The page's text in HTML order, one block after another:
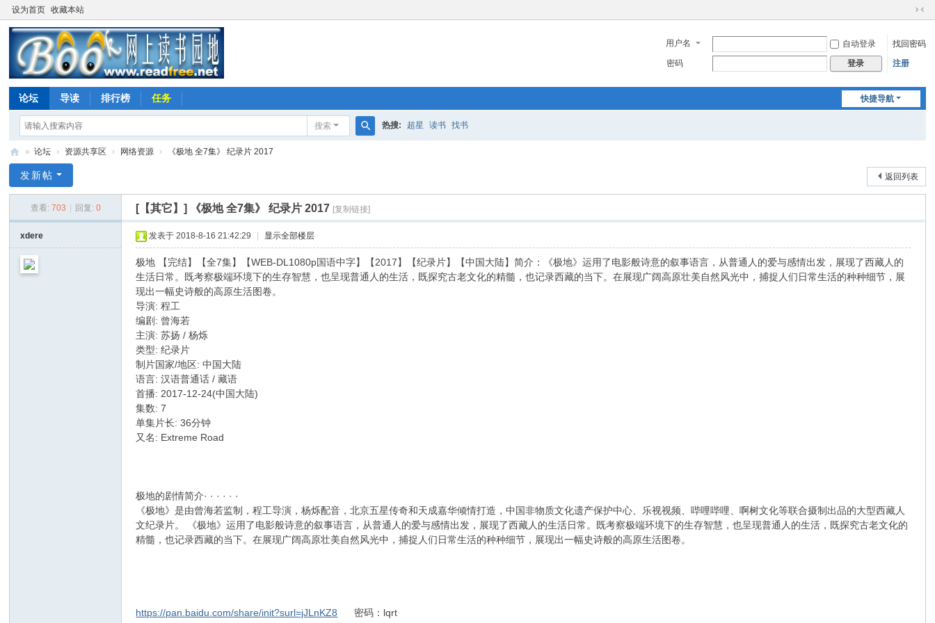
设为首页 收藏本站
切
到
用户名 自动登录
找回密码
密码
登录 注册
快捷导航
论坛 导读 排行榜 任务
搜索 热搜: 超星 读书 找书
上
书
地
» 论坛 › 资源共享区 › 网络资源 › 《极地 全7集》 纪录片 2017
返回列表
发新帖
查看: 703 回复: 0 [【其它】] 《极地 全7集》 纪录片 2017 [复制链接]
xdere 发表于 2018-8-16 21:42:29 显示全部楼层
极地 【完结】【全7集】【WEB-DL1080p国语中字】【2017】【纪录片】【中国大陆】简介：《极地》运用了电影般诗意的叙事语言，从普通人的爱与感情出发，展现了西藏人的
生活日常。既考察极端环境下的生存智慧，也呈现普通人的生活，既探究古老文化的精髓，也记录西藏的当下。在展现广阔高原壮美自然风光中，捕捉人们日常生活的种种细节，展
现出一幅史诗般的高原生活图卷。
导演: 程工
编剧: 曾海若
主演: 苏扬 / 杨烁
类型: 纪录片
制片国家/地区: 中国大陆
语言: 汉语普通话 / 藏语
首播: 2017-12-24(中国大陆)
集数: 7
单集片长: 36分钟
又名: Extreme Road
极地的剧情简介· · · · · ·
《极地》是由曾海若监制，程工导演，杨烁配音，北京五星传奇和天成嘉华倾情打造，中国非物质文化遗产保护中心、乐视视频、哔哩哔哩、啊树文化等联合摄制出品的大型西藏人
文纪录片。 《极地》运用了电影般诗意的叙事语言，从普通人的爱与感情出发，展现了西藏人的生活日常。既考察极端环境下的生存智慧，也呈现普通人的生活，既探究古老文化的
精髓，也记录西藏的当下。在展现广阔高原壮美自然风光中，捕捉人们日常生活的种种细节，展现出一幅史诗般的高原生活图卷。
https://pan.baidu.com/share/init?surl=jJLnKZ8 密码：lqrt